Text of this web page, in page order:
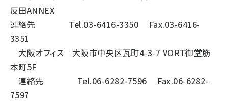
反田ANNEX
連絡先 Tel.03-6416-3350 Fax.03-6416-
3351
大阪オフィス 大阪市中央区瓦町4-3-7 VORT御堂筋
本町5F
連絡先 Tel.06-6282-7596 Fax.06-6282-
7597